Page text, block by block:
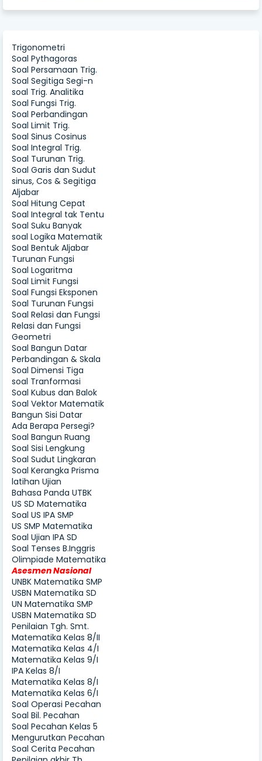
Trigonometri
Soal Pythagoras
Soal Persamaan Trig.
Soal Segitiga Segi-n
soal Trig. Analitika
Soal Fungsi Trig.
Soal Perbandingan
Soal Limit Trig.
Soal Sinus Cosinus
Soal Integral Trig.
Soal Turunan Trig.
Soal Garis dan Sudut
sinus, Cos & Segitiga
Aljabar
Soal Hitung Cepat
Soal Integral tak Tentu
Soal Suku Banyak
soal Logika Matematik
Soal Bentuk Aljabar
Turunan Fungsi
Soal Logaritma
Soal Limit Fungsi
Soal Fungsi Eksponen
Soal Turunan Fungsi
Soal Relasi dan Fungsi
Relasi dan Fungsi
Geometri
Soal Bangun Datar
Perbandingan & Skala
Soal Dimensi Tiga
soal Tranformasi
Soal Kubus dan Balok
Soal Vektor Matematik
Bangun Sisi Datar
Ada Berapa Persegi?
Soal Bangun Ruang
Soal Sisi Lengkung
Soal Sudut Lingkaran
Soal Kerangka Prisma
latihan Ujian
Bahasa Panda UTBK
US SD Matematika
Soal US IPA SMP
US SMP Matematika
Soal Ujian IPA SD
Soal Tenses B.Inggris
Olimpiade Matematika
Asesmen Nasional
UNBK Matematika SMP
USBN Matematika SD
UN Matematika SMP
USBN Matematika SD
Penilaian Tgh. Smt.
Matematika Kelas 8/II
Matematika Kelas 4/I
Matematika Kelas 9/I
IPA Kelas 8/I
Matematika Kelas 8/I
Matematika Kelas 6/I
Soal Operasi Pecahan
Soal Bil. Pecahan
Soal Pecahan Kelas 5
Mengurutkan Pecahan
Soal Cerita Pecahan